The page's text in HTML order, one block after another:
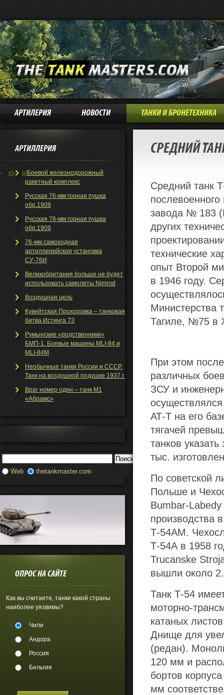
АРТИЛЕРИЯ НОВОСТИ ТАНКИ И БРОНЕТЕХНИКА
АРТИЛЛЕРИЯ
el ptБоевой железнодорожный
ракетный комплекс
Русская 76-мм горная пушка
обр.1909
Русская 76-мм горная пушка
обр.1909
76-мм самоходная
артиллерийская установка
СУ-76И
Великобритания больше не будет
использовать самолеты Nimrod
Воздушная цель
Кувейтская Прохоровка – танковая
битва Истинга 73
Румынские «родственники»
БМП-1. Боевые машины MLI-84 и
MLI-84M
Необычные танки Росcии и СССР.
Танк на воздушной подушке 1937 г.
Враг номер один – танк М1
«Абрамс»
Web thetankmaster.com
ОПРОС НА САЙТЕ
Как вы считаете, танки какой страны
наиболее уязвимы?
Чили
Андора
Россия
Бельгия
СРЕДНИЙ
Средний танк
завода № 183
других
технические
опыт Второй
в 1946 году.
Министерства
Тагиле, №75 в
При этом
различных
ЗСУ и
осуществлялся
АТ-Т на его
тягачей
танков
тыс.
По советской
Польше и
Bumbar-
производства
Т-54АМ.
Т-54А в 1958
Trucanske
вышли около
Танк Т-54
моторно-
катаных
Днище для
(редан).
120 мм и
бортов
мм